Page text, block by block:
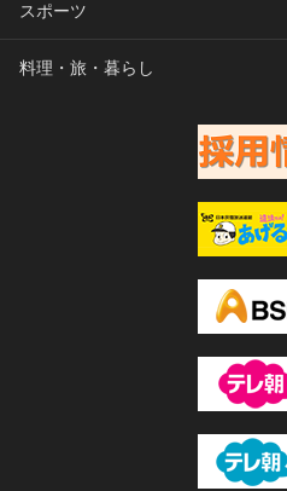
スポーツ
料理・旅・暮らし